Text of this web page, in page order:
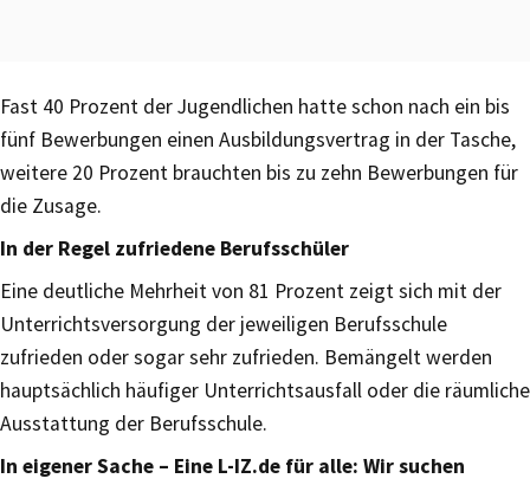
Fast 40 Prozent der Jugendlichen hatte schon nach ein bis
fünf Bewerbungen einen Ausbildungsvertrag in der Tasche,
weitere 20 Prozent brauchten bis zu zehn Bewerbungen für
die Zusage.
In der Regel zufriedene Berufsschüler
Eine deutliche Mehrheit von 81 Prozent zeigt sich mit der
Unterrichtsversorgung der jeweiligen Berufsschule
zufrieden oder sogar sehr zufrieden. Bemängelt werden
hauptsächlich häufiger Unterrichtsausfall oder die räumliche
Ausstattung der Berufsschule.
In eigener Sache – Eine L-IZ.de für alle: Wir suchen